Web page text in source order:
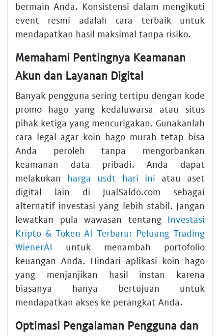
bermain Anda. Konsistensi dalam mengikuti
event resmi adalah cara terbaik untuk
mendapatkan hasil maksimal tanpa risiko.
Memahami Pentingnya Keamanan
Akun dan Layanan Digital
Banyak pengguna sering tertipu dengan kode
promo hago yang kedaluwarsa atau situs
pihak ketiga yang mencurigakan. Gunakanlah
cara legal agar koin hago murah tetap bisa
Anda peroleh tanpa mengorbankan
keamanan data pribadi. Anda dapat
melakukan harga usdt hari ini atau aset
digital lain di JualSaldo.com sebagai
alternatif investasi yang lebih stabil. Jangan
lewatkan pula wawasan tentang Investasi
Kripto & Token AI Terbaru: Peluang Trading
WienerAI untuk menambah portofolio
keuangan Anda. Hindari aplikasi koin hago
yang menjanjikan hasil instan karena
biasanya hanya bertujuan untuk
mendapatkan akses ke perangkat Anda.
Optimasi Pengalaman Pengguna dan